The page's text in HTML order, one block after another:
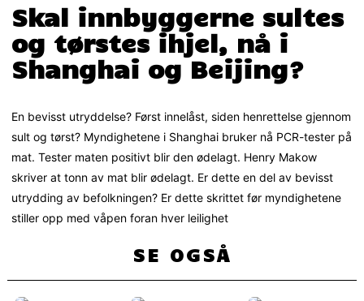
Skal innbyggerne sultes
og tørstes ihjel, nå i
Shanghai og Beijing?
En bevisst utryddelse? Først innelåst, siden henrettelse gjennom
sult og tørst? Myndighetene i Shanghai bruker nå PCR-tester på
mat. Tester maten positivt blir den ødelagt. Henry Makow
skriver at tonn av mat blir ødelagt. Er dette en del av bevisst
utrydding av befolkningen? Er dette skrittet før myndighetene
stiller opp med våpen foran hver leilighet
SE OGSÅ